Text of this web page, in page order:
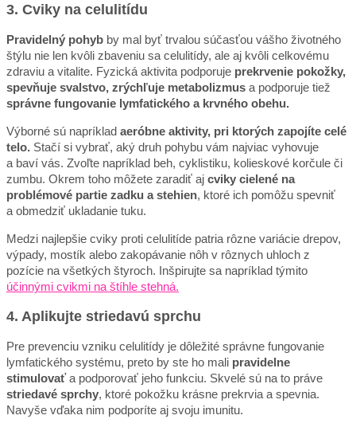
3. Cviky na celulitídu
Pravidelný pohyb by mal byť trvalou súčasťou vášho životného
štýlu nie len kvôli zbaveniu sa celulitídy, ale aj kvôli celkovému
zdraviu a vitalite. Fyzická aktivita podporuje prekrvenie pokožky,
spevňuje svalstvo, zrýchľuje metabolizmus a podporuje tiež
správne fungovanie lymfatického a krvného obehu.
Výborné sú napríklad aeróbne aktivity, pri ktorých zapojíte celé
telo. Stačí si vybrať, aký druh pohybu vám najviac vyhovuje
a baví vás. Zvoľte napríklad beh, cyklistiku, kolieskové korčule či
zumbu. Okrem toho môžete zaradiť aj cviky cielené na
problémové partie zadku a stehien, ktoré ich pomôžu spevniť
a obmedziť ukladanie tuku.
Medzi najlepšie cviky proti celulitíde patria rôzne variácie drepov,
výpady, mostík alebo zakopávanie nôh v rôznych uhloch z
pozície na všetkých štyroch. Inšpirujte sa napríklad týmito
účinnými cvikmi na štíhle stehná.
4. Aplikujte striedavú sprchu
Pre prevenciu vzniku celulitídy je dôležité správne fungovanie
lymfatického systému, preto by ste ho mali pravidelne
stimulovaťa podporovať jeho funkciu. Skvelé sú na to práve
striedavé sprchy, ktoré pokožku krásne prekrvia a spevnia.
Navyše vďaka nim podporíte aj svoju imunitu.